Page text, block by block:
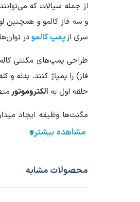
از جمله سیالات که
سری ازپمپ‌ کالمودر توان‌های 0.5 تا 3 اسب
طراحی پمپ‌های مگنتی
حلقه اول به الکتروموتور
خارجی را وادار به حرکت
محصولات مشابه